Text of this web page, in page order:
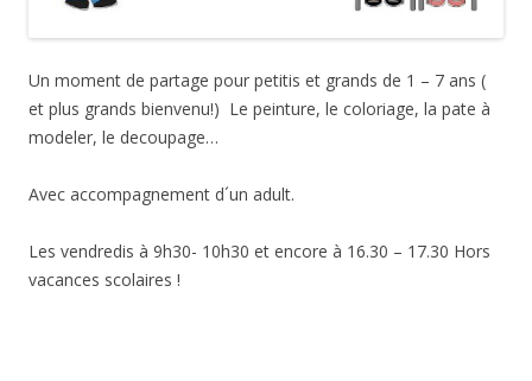
Un moment de partage pour petitis et grands de 1 – 7 ans (
et plus grands bienvenu!) Le peinture, le coloriage, la pate à
modeler, le decoupage…
Avec accompagnement d´un adult.
Les vendredis à 9h30- 10h30 et encore à 16.30 – 17.30 Hors
vacances scolaires !